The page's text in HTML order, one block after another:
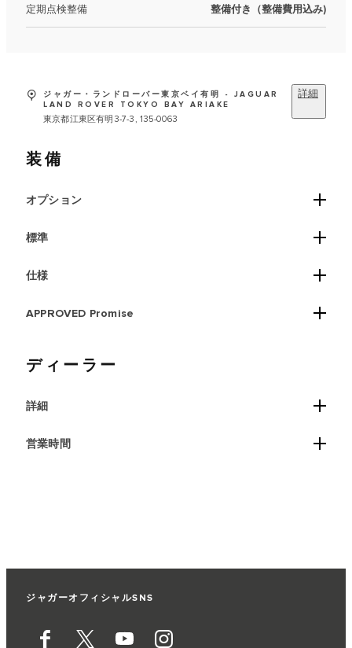
定期点検整備 整備付き（整備費用込み)
ジャガー・ランドローバー東京ベイ有明 - JAGUAR
LAND ROVER TOKYO BAY ARIAKE
東京都江東区有明3-7-3, 135-0063
詳細
装備
オプション
標準
仕様
APPROVED Promise
ディーラー
詳細
営業時間
ジャガーオフィシャルSNS